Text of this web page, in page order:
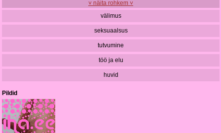
Otsekohane
˅ näita rohkem ˅
välimus
seksuaalsus
tutvumine
töö ja elu
huvid
Pildid